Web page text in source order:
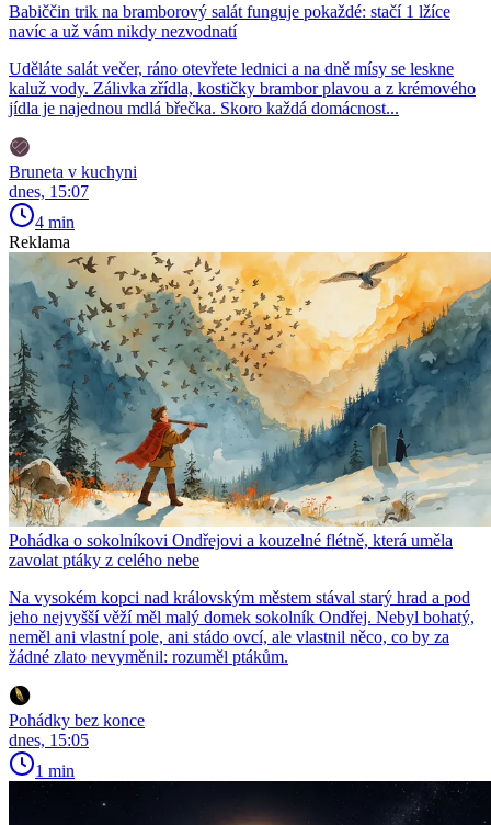
Babiččin trik na bramborový salát funguje pokaždé: stačí 1 lžíce
navíc a už vám nikdy nezvodnatí
Uděláte salát večer, ráno otevřete lednici a na dně mísy se leskne
kaluž vody. Zálivka zřídla, kostičky brambor plavou a z krémového
jídla je najednou mdlá břečka. Skoro každá domácnost...
Bruneta v kuchyni
dnes, 15:07
4 min
Reklama
Pohádka o sokolníkovi Ondřejovi a kouzelné flétně, která uměla
zavolat ptáky z celého nebe
Na vysokém kopci nad královským městem stával starý hrad a pod
jeho nejvyšší věží měl malý domek sokolník Ondřej. Nebyl bohatý,
neměl ani vlastní pole, ani stádo ovcí, ale vlastnil něco, co by za
žádné zlato nevyměnil: rozuměl ptákům.
Pohádky bez konce
dnes, 15:05
1 min